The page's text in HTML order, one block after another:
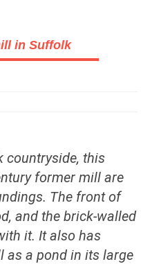
in Suffolk
countryside, this
former mill are
The front of
and the brick-walled
it. It also has
as a pond in its large